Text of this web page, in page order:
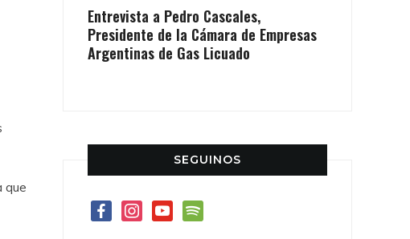
que
Entrevista a Pedro Cascales,
Presidente de la Cámara de Empresas
Argentinas de Gas Licuado
SEGUINOS
facebookinstagramyoutubespotify